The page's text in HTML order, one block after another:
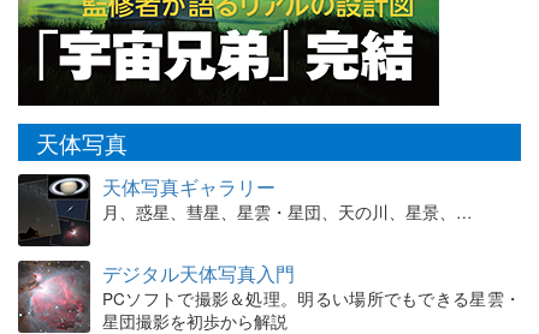
天体写真
天体写真ギャラリー
月、惑星、彗星、星雲・星団、天の川、星景、…
デジタル天体写真入門
PCソフトで撮影＆処理。明るい場所でもできる星雲・
星団撮影を初歩から解説